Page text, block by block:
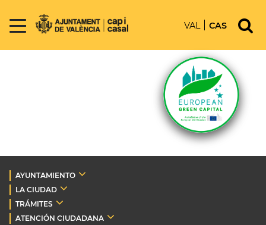
VAL CAS
AYUNTAMIENTO
LA CIUDAD
TRÁMITES
ATENCIÓN CIUDADANA